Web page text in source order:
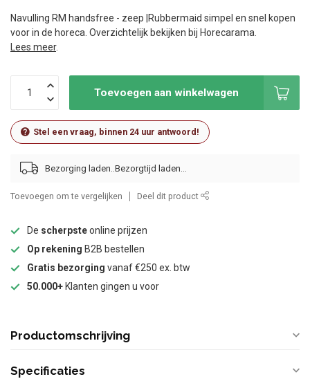
Navulling RM handsfree - zeep |Rubbermaid simpel en snel kopen
voor in de horeca. Overzichtelijk bekijken bij Horecarama.
Lees meer.
Toevoegen aan winkelwagen
Stel een vraag, binnen 24 uur antwoord!
Bezorging laden..
Toevoegen om te vergelijken Deel dit product
De scherpsteonline prijzen
Op rekening B2B bestellen
Gratis bezorging vanaf €250 ex. btw
50.000+ Klanten gingen u voor
Productomschrijving
Specificaties